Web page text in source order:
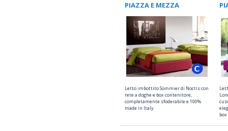
PIAZZA E MEZZA
Letto imbottito Sommier di Noctis con
rete a doghe e box contenitore,
completamente sfoderabile e 100%
made in Italy